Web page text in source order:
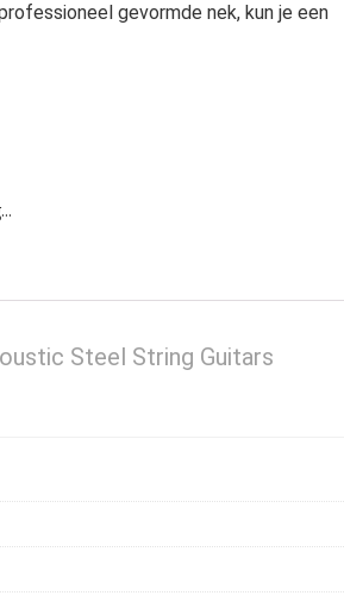
gevormde nek, kun je een
Steel String Guitars